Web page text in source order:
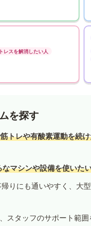
レスを解消したい人
を探す
トレや有酸素運動を続
なマシンや設備を使いた
りにも通いやすく、大
スタッフのサポート範囲